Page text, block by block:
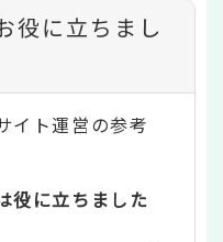
役に立ちまし
イト運営の参考
役に立ちました